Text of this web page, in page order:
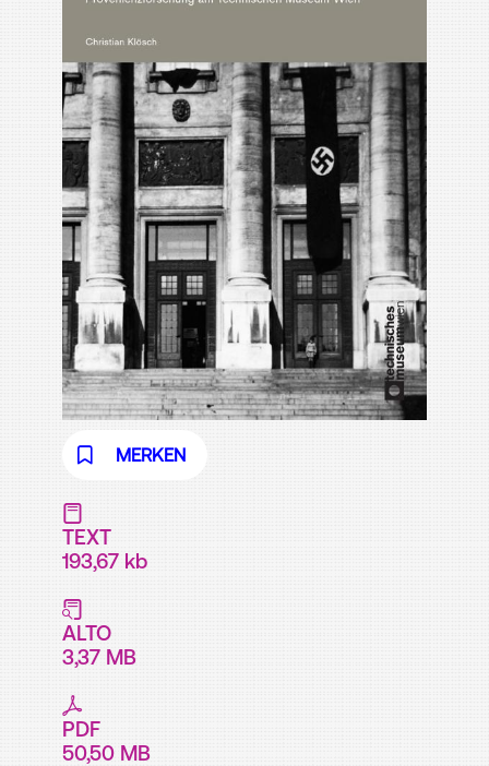
MERKEN
TEXT
193,67 kb
ALTO
3,37 MB
PDF
50,50 MB